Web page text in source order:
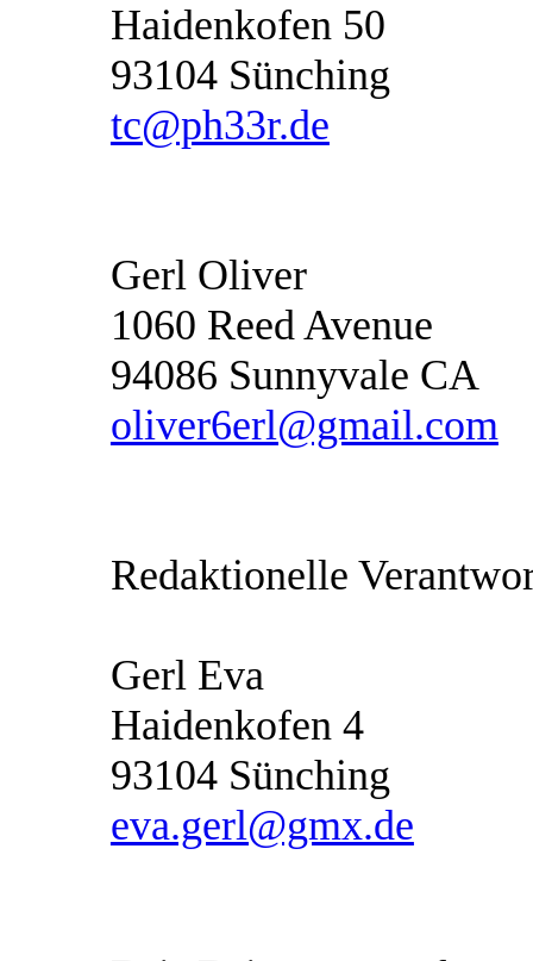
Haidenkofen 50
93104 Sünching
tc@ph33r.de
Gerl Oliver
1060 Reed Avenue
94086 Sunnyvale CA
oliver6erl@gmail.com
Redaktionelle
Gerl Eva
Haidenkofen 4
93104 Sünching
eva.gerl@gmx.de